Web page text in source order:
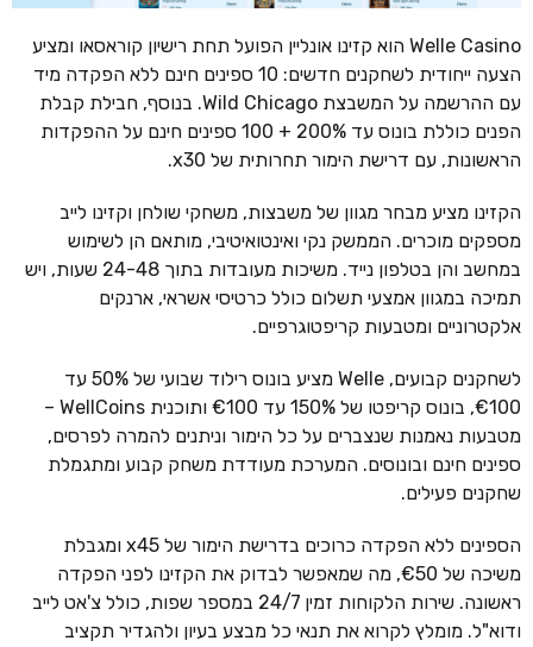
Welle Casino הוא קזינו אונליין הפועל תחת רישיון קוראסאו ומציע
הצעה ייחודית לשחקנים חדשים: 10 ספינים חינם ללא הפקדה מיד
עם ההרשמה על המשבצת Wild Chicago. בנוסף, חבילת קבלת
הפנים כוללת בונוס עד 200% + 100 ספינים חינם על ההפקדות
הראשונות, עם דרישת הימור תחרותית של x30.
הקזינו מציע מבחר מגוון של משבצות, משחקי שולחן וקזינו לייב
מספקים מוכרים. הממשק נקי ואינטואיטיבי, מותאם הן לשימוש
במחשב והן בטלפון נייד. משיכות מעובדות בתוך 24-48 שעות, ויש
תמיכה במגוון אמצעי תשלום כולל כרטיסי אשראי, ארנקים
אלקטרוניים ומטבעות קריפטוגרפיים.
לשחקנים קבועים, Welle מציע בונוס רילוד שבועי של 50% עד
€100, בונוס קריפטו של 150% עד €100 ותוכנית WellCoins –
מטבעות נאמנות שנצברים על כל הימור וניתנים להמרה לפרסים,
ספינים חינם ובונוסים. המערכת מעודדת משחק קבוע ומתגמלת
שחקנים פעילים.
הספינים ללא הפקדה כרוכים בדרישת הימור של x45 ומגבלת
משיכה של €50, מה שמאפשר לבדוק את הקזינו לפני הפקדה
ראשונה. שירות הלקוחות זמין 24/7 במספר שפות, כולל צ'אט לייב
ודוא"ל. מומלץ לקרוא את תנאי כל מבצע בעיון ולהגדיר תקציב